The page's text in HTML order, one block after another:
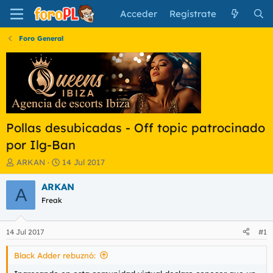
Acceder Regístrate
Foro General
Pollas desubicadas - Off topic patrocinado
por Ilg-Ban
I
n
i
c
a
d
o
r
d
ARKAN
F
e
c
a
i
n
i
14 Jul 2017
A ARKAN
Freak
14 Jul 2017 #1
Black Adder rebuznó: